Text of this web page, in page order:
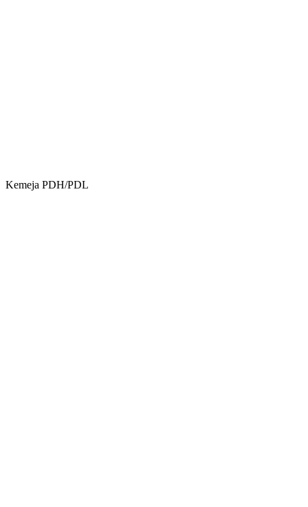
Kemeja PDH/PDL